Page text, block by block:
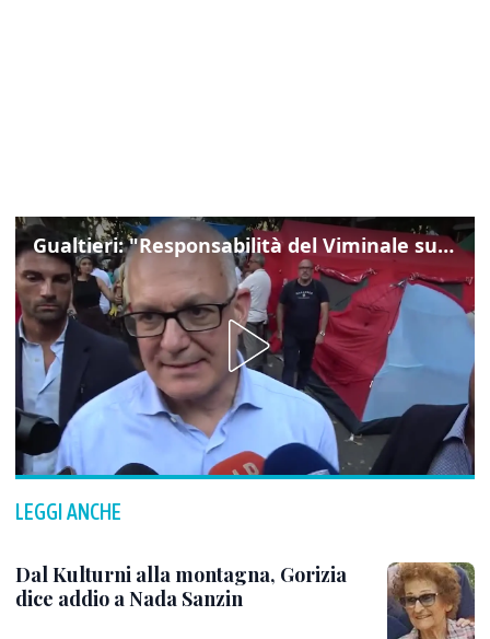
Gualtieri: "Responsabilità del Viminale su Spin Time? La posizione dei partiti è nota"
LEGGI ANCHE
Dal Kulturni alla montagna, Gorizia
dice addio a Nada Sanzin